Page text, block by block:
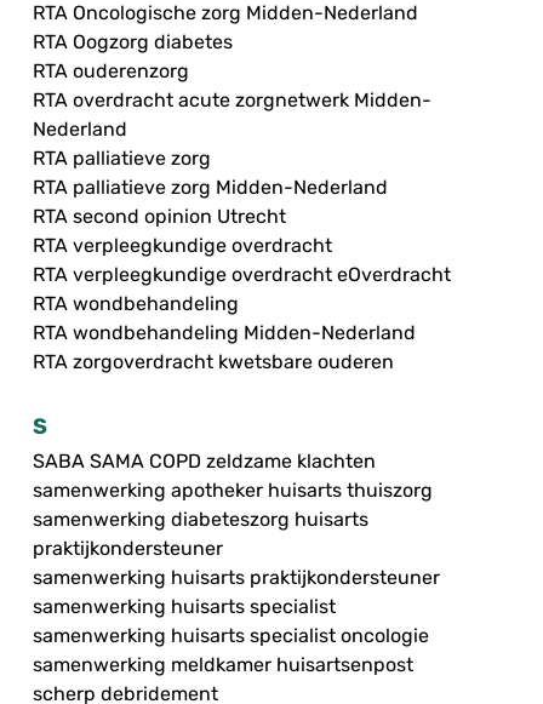
RTA Oncologische zorg Midden-Nederland
RTA Oogzorg diabetes
RTA ouderenzorg
RTA overdracht acute zorgnetwerk Midden-
Nederland
RTA palliatieve zorg
RTA palliatieve zorg Midden-Nederland
RTA second opinion Utrecht
RTA verpleegkundige overdracht
RTA verpleegkundige overdracht eOverdracht
RTA wondbehandeling
RTA wondbehandeling Midden-Nederland
RTA zorgoverdracht kwetsbare ouderen
S
SABA SAMA COPD zeldzame klachten
samenwerking apotheker huisarts thuiszorg
samenwerking diabeteszorg huisarts
praktijkondersteuner
samenwerking huisarts praktijkondersteuner
samenwerking huisarts specialist
samenwerking huisarts specialist oncologie
samenwerking meldkamer huisartsenpost
scherp debridement